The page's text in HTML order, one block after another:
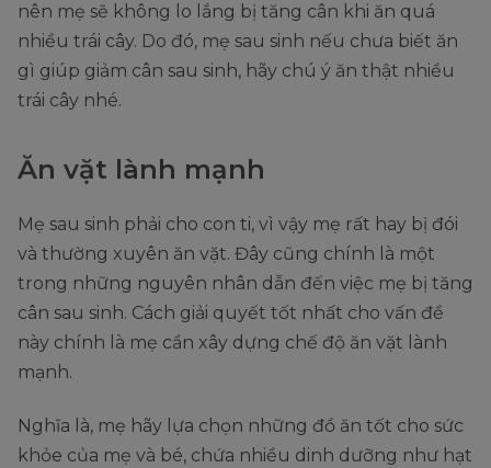
nên mẹ sẽ không lo lắng bị tăng cân khi ăn quá
nhiều trái cây. Do đó, mẹ sau sinh nếu chưa biết ăn
gì giúp giảm cân sau sinh, hãy chú ý ăn thật nhiều
trái cây nhé.
Ăn vặt lành mạnh
Mẹ sau sinh phải cho con ti, vì vậy mẹ rất hay bị đói
và thường xuyên ăn vặt. Đây cũng chính là một
trong những nguyên nhân dẫn đến việc mẹ bị tăng
cân sau sinh. Cách giải quyết tốt nhất cho vấn đề
này chính là mẹ cần xây dựng chế độ ăn vặt lành
mạnh.
Nghĩa là, mẹ hãy lựa chọn những đồ ăn tốt cho sức
khỏe của mẹ và bé, chứa nhiều dinh dưỡng như hạt